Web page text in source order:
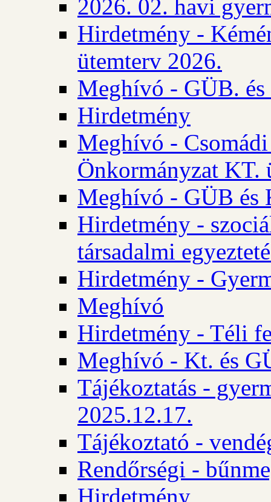
2026. 02. havi
Hirdetmény -
ütemterv 2026.
Meghívó - GÜB.
Hirdetmény
Meghívó -
Önkormányzat KT.
Meghívó - GÜB és
Hirdetmény -
társadalmi
Hirdetmény -
Meghívó
Hirdetmény - Téli
Meghívó - Kt. és
Tájékoztatás -
2025.12.17.
Tájékoztató -
Rendőrségi -
Hirdetmény